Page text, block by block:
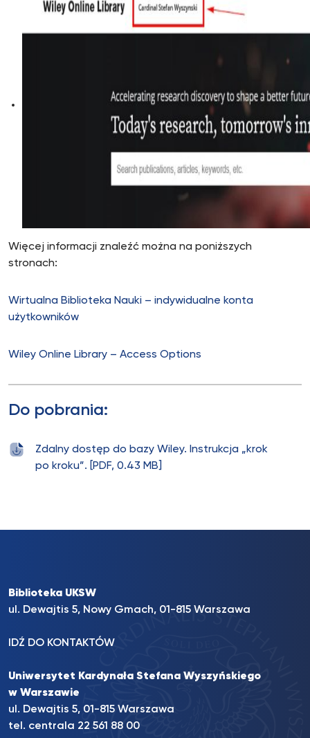
Więcej informacji znaleźć można na poniższych
stronach:
Wirtualna Biblioteka Nauki – indywidualne konta
użytkowników
Wiley Online Library – Access Options
Do pobrania:
Zdalny dostęp do bazy Wiley. Instrukcja „krok
po kroku”. [PDF, 0.43 MB]
Biblioteka UKSW
ul. Dewajtis 5, Nowy Gmach, 01-815 Warszawa
IDŹ DO KONTAKTÓW
Uniwersytet Kardynała Stefana Wyszyńskiego
w Warszawie
ul. Dewajtis 5, 01-815 Warszawa
tel. centrala 22 561 88 00